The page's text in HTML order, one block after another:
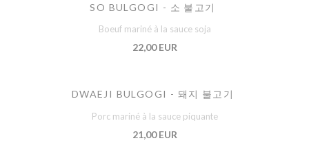
SO BULGOGI - 소 불고기
Boeuf mariné à la sauce soja
22,00 EUR
DWAEJI BULGOGI - 돼지 불고기
Porc mariné à la sauce piquante
21,00 EUR